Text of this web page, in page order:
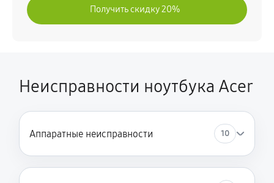
Ремонт мультиконтроллера
2250 руб 60 минут
Получить скидку 20%
Неисправности ноутбука Acer
Аппаратные неисправности 10